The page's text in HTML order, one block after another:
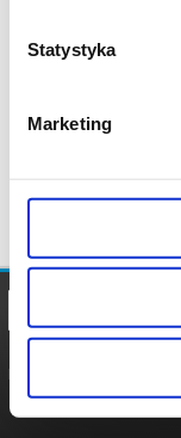
Statystyka
Marketing